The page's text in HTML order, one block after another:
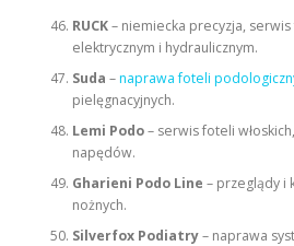
RUCK– niemiecka precyzja,
elektrycznym i hydraulicznym.
Suda –naprawa foteli
pielęgnacyjnych.
Lemi Podo– serwis foteli
napędów.
Gharieni Podo Line – przeglądy i
nożnych.
Silverfox Podiatry– naprawa